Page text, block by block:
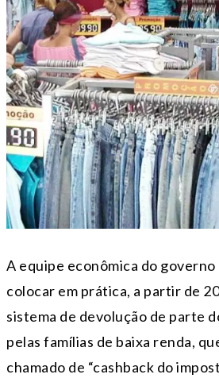
A equipe econômica do
colocar em prática, a partir de
sistema de devolução de parte
pelas famílias de baixa renda,
chamado de “cashback do